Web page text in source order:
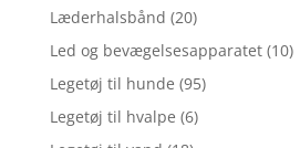
Læderhalsbånd (20)
Led og bevægelsesapparatet (10)
Legetøj til hunde (95)
Legetøj til hvalpe (6)